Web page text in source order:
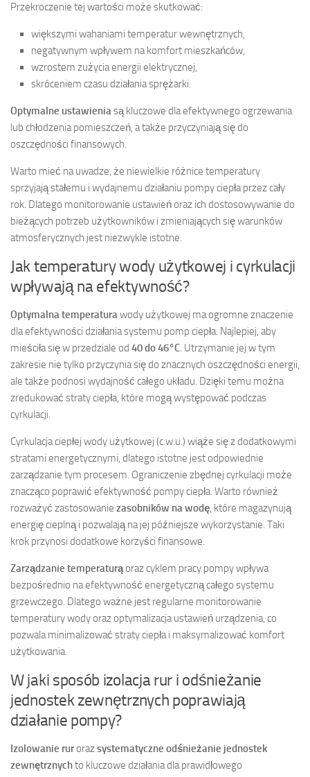
Przekroczenie tej wartości może skutkować:
większymi wahaniami temperatur wewnętrznych,
negatywnym wpływem na komfort mieszkańców,
wzrostem zużycia energii elektrycznej,
skróceniem czasu działania sprężarki.
Optymalne ustawieniasą kluczowe dla efektywnego ogrzewania
lub chłodzenia pomieszczeń, a także przyczyniają się do
oszczędności finansowych.
Warto mieć na uwadze, że niewielkie różnice temperatury
sprzyjają stałemu i wydajnemu działaniu pompy ciepła przez cały
rok. Dlatego monitorowanie ustawień oraz ich dostosowywanie do
bieżących potrzeb użytkowników i zmieniających się warunków
atmosferycznych jest niezwykle istotne.
Jak temperatury wody użytkowej i cyrkulacji
wpływają na efektywność?
Optymalna temperaturawody użytkowej ma ogromne znaczenie
dla efektywności działania systemu pomp ciepła. Najlepiej, aby
mieściła się w przedziale od 40 do 46°C. Utrzymanie jej w tym
zakresie nie tylko przyczynia się do znacznych oszczędności energii,
ale także podnosi wydajność całego układu. Dzięki temu można
zredukować straty ciepła, które mogą występować podczas
cyrkulacji.
Cyrkulacja ciepłej wody użytkowej (c.w.u.) wiąże się z dodatkowymi
stratami energetycznymi, dlatego istotne jest odpowiednie
zarządzanie tym procesem. Ograniczenie zbędnej cyrkulacji może
znacząco poprawić efektywność pompy ciepła. Warto również
rozważyć zastosowanie zasobników na wodę, które magazynują
energię cieplną i pozwalają na jej późniejsze wykorzystanie. Taki
krok przynosi dodatkowe korzyści finansowe.
Zarządzanie temperaturąoraz cyklem pracy pompy wpływa
bezpośrednio na efektywność energetyczną całego systemu
grzewczego. Dlatego ważne jest regularne monitorowanie
temperatury wody oraz optymalizacja ustawień urządzenia, co
pozwala minimalizować straty ciepła i maksymalizować komfort
użytkowania.
W jaki sposób izolacja rur i odśnieżanie
jednostek zewnętrznych poprawiają
działanie pompy?
Izolowanie rurorazsystematyczne odśnieżanie jednostek
zewnętrznychto kluczowe działania dla prawidłowego